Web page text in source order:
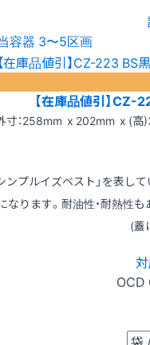
容器 3〜5区画
【在庫品値引】
寸：258mm x 202mm x (高
ンプルイズベスト」を表し
なります。耐油性・耐熱性
(蓋
OCD